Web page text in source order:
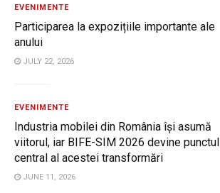
EVENIMENTE
Participarea la expozițiile importante ale
anului
JULY 22, 2026
EVENIMENTE
Industria mobilei din România își asumă
viitorul, iar BIFE-SIM 2026 devine punctul
central al acestei transformări
JUNE 11, 2026